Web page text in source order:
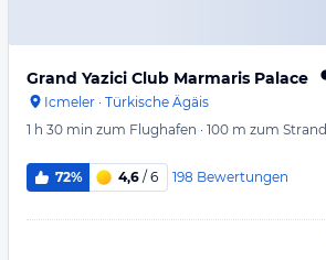
Grand Yazici Club Marmaris Palace
Icmeler · Türkische Ägäis
1 h 30 min zum Flughafen · 100 m zum Strand
72% 4,6 / 6 198 Bewertungen